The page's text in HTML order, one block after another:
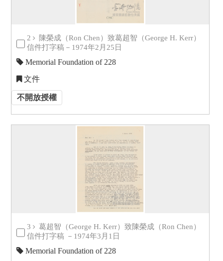
2
陳榮成（Ron Chen）致葛超智（George H. Kerr）
信件打字稿－1974年2月25日
Memorial Foundation of 228
文件
不開放授權
3
葛超智（George H. Kerr）致陳榮成（Ron Chen）
信件打字稿 －1974年3月1日
Memorial Foundation of 228